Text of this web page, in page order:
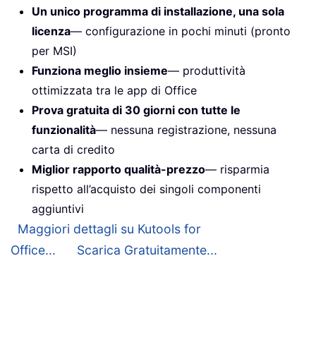
Un unico programma di installazione, una sola
licenza— configurazione in pochi minuti (pronto
per MSI)
Funziona meglio insieme— produttività
ottimizzata tra le app di Office
Prova gratuita di 30 giorni con tutte le
funzionalità— nessuna registrazione, nessuna
carta di credito
Miglior rapporto qualità-prezzo— risparmia
rispetto all’acquisto dei singoli componenti
aggiuntivi
Maggiori dettagli su Kutools for
Office...
Scarica Gratuitamente...